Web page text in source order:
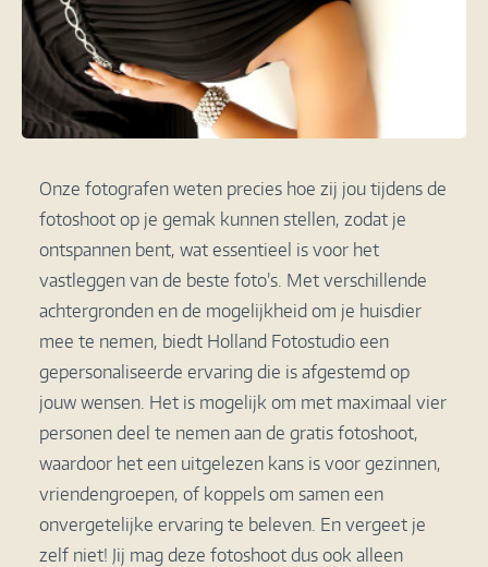
Onze fotografen weten precies hoe zij jou tijdens de
fotoshoot op je gemak kunnen stellen, zodat je
ontspannen bent, wat essentieel is voor het
vastleggen van de beste foto’s. Met verschillende
achtergronden en de mogelijkheid om je huisdier
mee te nemen, biedt Holland Fotostudio een
gepersonaliseerde ervaring die is afgestemd op
jouw wensen. Het is mogelijk om met maximaal vier
personen deel te nemen aan de gratis fotoshoot,
waardoor het een uitgelezen kans is voor gezinnen,
vriendengroepen, of koppels om samen een
onvergetelijke ervaring te beleven. En vergeet je
zelf niet! Jij mag deze fotoshoot dus ook alleen